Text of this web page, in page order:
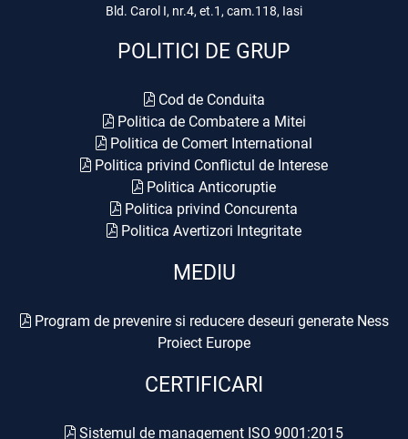
Bld. Carol I, nr.4, et.1, cam.118, Iasi
POLITICI DE GRUP
Cod de Conduita
Politica de Combatere a Mitei
Politica de Comert International
Politica privind Conflictul de Interese
Politica Anticoruptie
Politica privind Concurenta
Politica Avertizori Integritate
MEDIU
Program de prevenire si reducere deseuri generate Ness
Proiect Europe
CERTIFICARI
Sistemul de management ISO 9001:2015